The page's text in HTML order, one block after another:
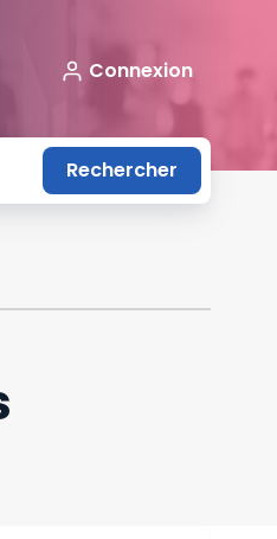
Connexion
Rechercher